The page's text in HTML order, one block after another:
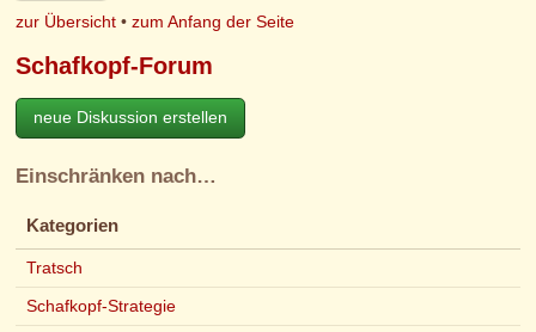
zur Übersicht •zum Anfang der Seite
Schafkopf-Forum
neue Diskussion erstellen
Einschränken nach…
Kategorien
Tratsch
Schafkopf-Strategie